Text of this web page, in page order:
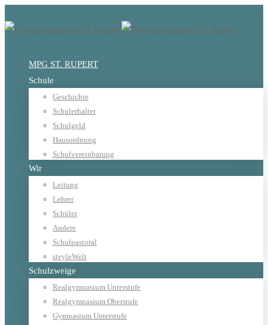
MPG ST. RUPERT
Schule
Geschichte
Schulerhalter
Schulgeld
Hausordnung
Schulvereinbarung
Wir
Leitung
Lehrer
Schüler
Andere
Schulpastoral
steyleWelt
Schulzweige
Realgymnasium Unterstufe
Realgymnasium Oberstufe
Gymnasium Unterstufe